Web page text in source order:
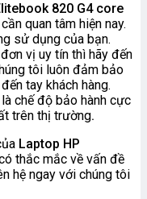
820 G4 core
quan tâm hiện nay.
sử dụng của bạn.
vị uy tín thì hãy đến
tôi luôn đảm bảo
tay khách hàng.
chế độ bảo hành cực
trên thị trường.
Laptop HP
thắc mắc về vấn đề
hệ ngay với chúng tôi